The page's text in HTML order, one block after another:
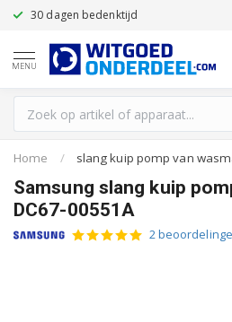
30 dagen bedenktijd
MENU
Home / slang kuip pomp van
Samsung slang kuip
DC67-00551A
2